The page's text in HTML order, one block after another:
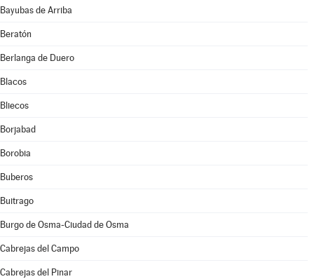
Bayubas de Arriba
Beratón
Berlanga de Duero
Blacos
Bliecos
Borjabad
Borobia
Buberos
Buitrago
Burgo de Osma-Ciudad de Osma
Cabrejas del Campo
Cabrejas del Pinar